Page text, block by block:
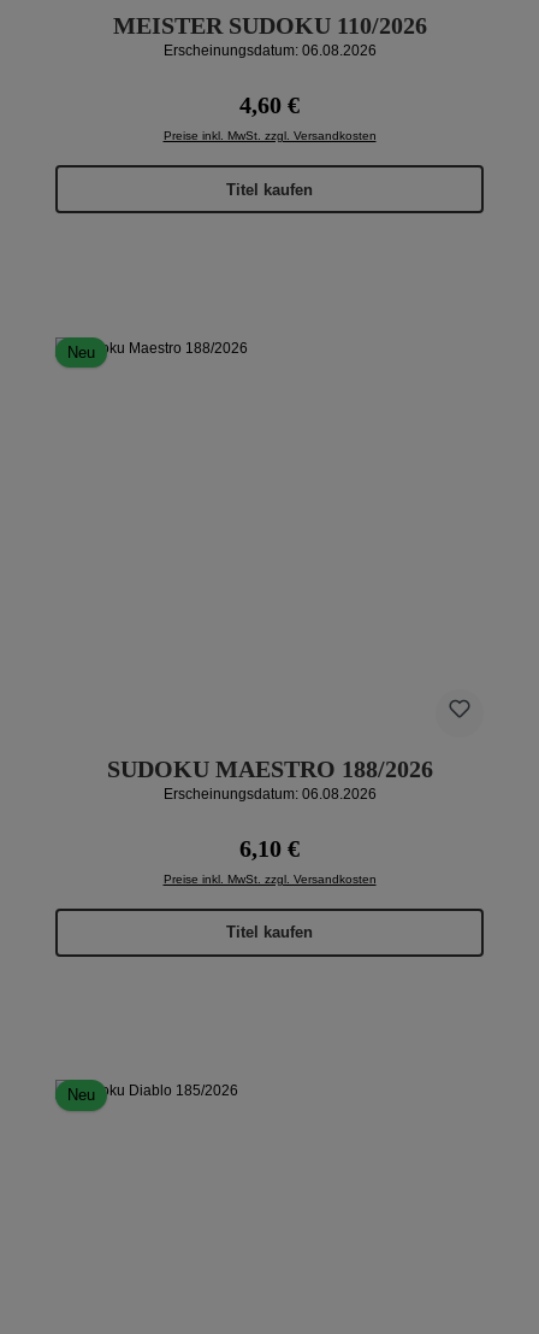
MEISTER SUDOKU 110/2026
Erscheinungsdatum: 06.08.2026
Regulärer Preis:
4,60 €
Preise inkl. MwSt. zzgl. Versandkosten
Titel kaufen
Neu
SUDOKU MAESTRO 188/2026
Erscheinungsdatum: 06.08.2026
Regulärer Preis:
6,10 €
Preise inkl. MwSt. zzgl. Versandkosten
Titel kaufen
Neu